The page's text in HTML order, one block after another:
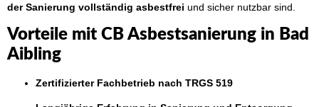
der Sanierung vollständig asbestfrei und sicher nutzbar sind.
Vorteile mit CB Asbestsanierung in Bad
Aibling
Zertifizierter Fachbetrieb nach TRGS 519